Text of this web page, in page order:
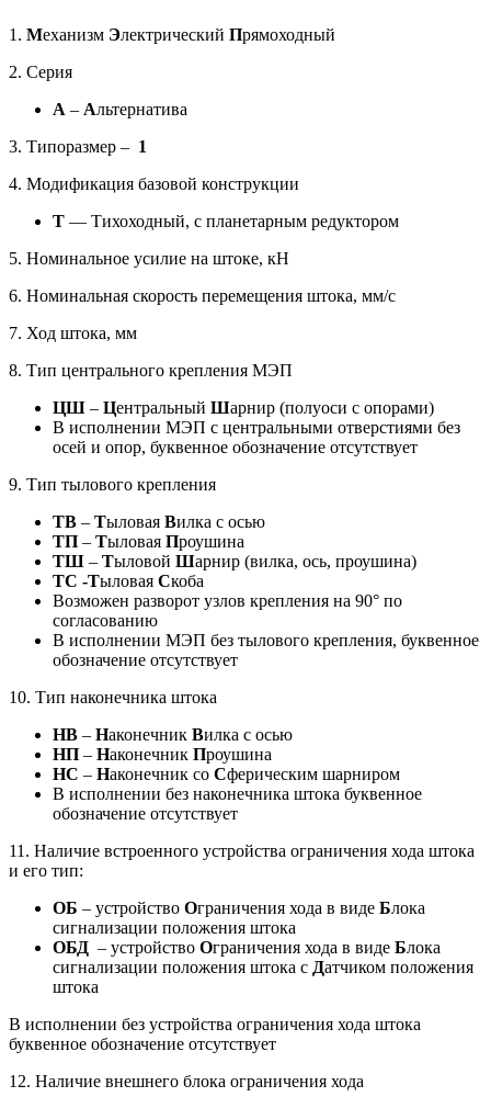
1. Механизм Электрический Прямоходный
2. Серия
А – Альтернатива
3. Типоразмер – 1
4. Модификация базовой конструкции
T — Тихоходный, с планетарным редуктором
5. Номинальное усилие на штоке, кН
6. Номинальная скорость перемещения штока, мм/с
7. Ход штока, мм
8. Тип центрального крепления МЭП
ЦШ – Центральный Шарнир (полуоси с опорами)
В исполнении МЭП с центральными отверстиями без
осей и опор, буквенное обозначение отсутствует
9. Тип тылового крепления
ТВ – Тыловая Вилка с осью
ТП – Тыловая Проушина
ТШ – Тыловой Шарнир (вилка, ось, проушина)
ТС -Тыловая Скоба
Возможен разворот узлов крепления на 90° по
согласованию
В исполнении МЭП без тылового крепления, буквенное
обозначение отсутствует
10. Тип наконечника штока
НВ – Наконечник Вилка с осью
НП – Наконечник Проушина
НС – Наконечник со Сферическим шарниром
В исполнении без наконечника штока буквенное
обозначение отсутствует
11. Наличие встроенного устройства ограничения хода штока
и его тип:
ОБ – устройство Ограничения хода в виде Блока
сигнализации положения штока
ОБД – устройство Ограничения хода в виде Блока
сигнализации положения штока с Датчиком положения
штока
В исполнении без устройства ограничения хода штока
буквенное обозначение отсутствует
12. Наличие внешнего блока ограничения хода